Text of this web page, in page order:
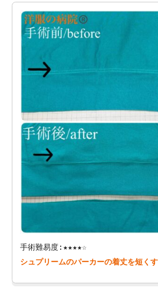
手術難易度:★★★★☆
シュプリームのパーカーの着丈を短く